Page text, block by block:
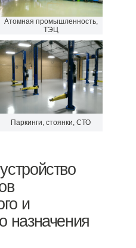
Атомная промышленность,
ТЭЦ
Паркинги, стоянки, СТО
и
назначения